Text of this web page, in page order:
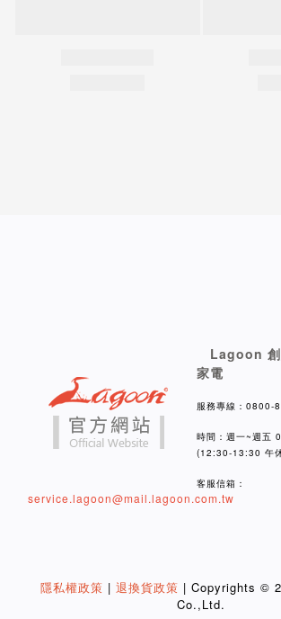
Lagoon 創
家電
服務專線：0800-
時間：週一~週五
(12:30-13:30 午
客服信箱：
service.lagoon@mail.lagoon.com.tw
隱私權政策 | 退換貨政策 | Copyrights ©
Co.,Ltd.